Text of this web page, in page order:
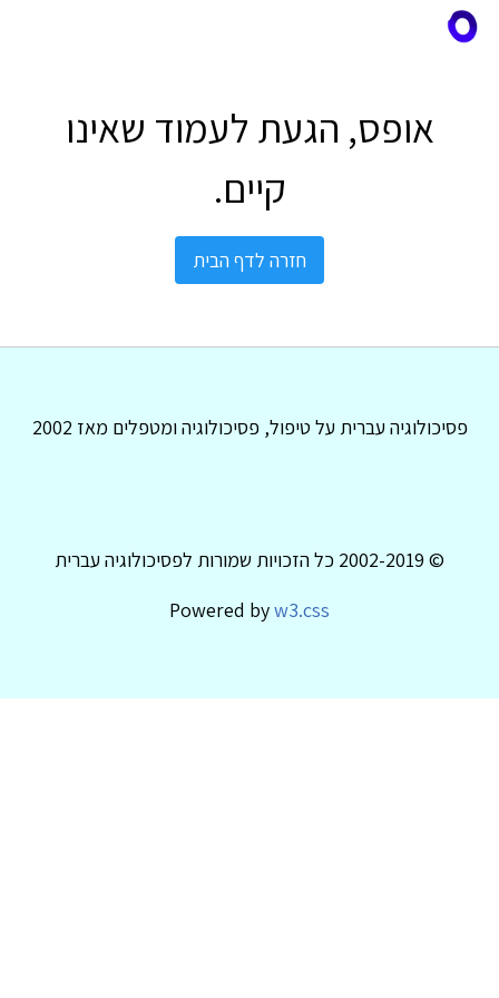
אופס, הגעת לעמוד שאינו
קיים.
חזרה לדף הבית
פסיכולוגיה עברית על טיפול, פסיכולוגיה ומטפלים מאז 2002
© 2002-2019 כל הזכויות שמורות לפסיכולוגיה עברית
Powered byw3.css